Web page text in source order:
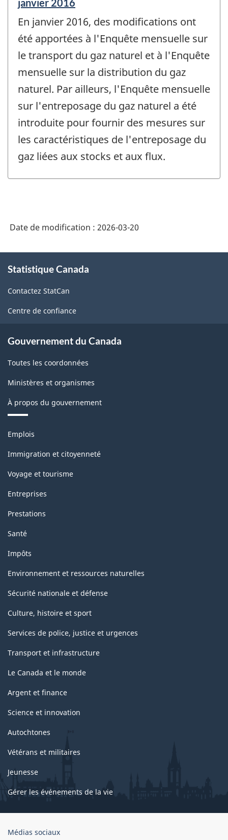
Période
référence
de
changement
-
janvier 2016
En janvier 2016, des modifications ont
été apportées à l'Enquête mensuelle sur
le transport du gaz naturel et à l'Enquête
mensuelle sur la distribution du gaz
naturel. Par ailleurs, l'Enquête mensuelle
sur l'entreposage du gaz naturel a été
introduite pour fournir des mesures sur
les caractéristiques de l'entreposage du
gaz liées aux stocks et aux flux.
Date de modification : 2026-03-20
propos
ce
site
Statistique Canada
Contactez StatCan
Centre de confiance
Gouvernement du Canada
Toutes les coordonnées
Ministères et organismes
À propos du gouvernement
Thèmes
sujets
Emplois
Immigration et citoyenneté
Voyage et tourisme
Entreprises
Prestations
Santé
Impôts
Environnement et ressources naturelles
Sécurité nationale et défense
Culture, histoire et sport
Services de police, justice et urgences
Transport et infrastructure
Le Canada et le monde
Argent et finance
Science et innovation
Autochtones
Vétérans et militaires
Jeunesse
Gérer les événements de la vie
Organisation
Médias sociaux